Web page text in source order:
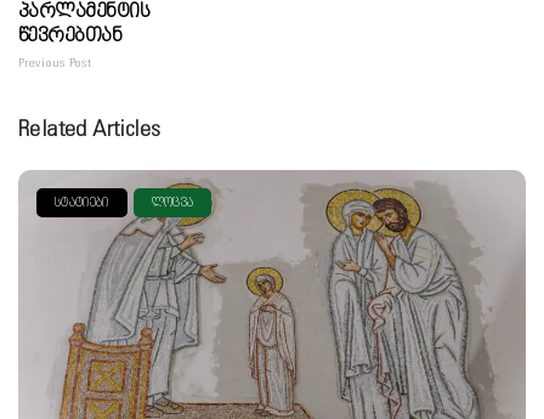
Პარლამენტის
Წევრებთან
Previous Post
Related Articles
ᲡᲢᲐᲢᲘᲔᲑᲘ ᲚᲝᲪᲕᲐ